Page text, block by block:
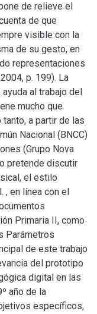
de relieve el
de que
visible con la
de su gesto, en
representaciones
p. 199). La
al trabajo del
mucho que
a partir de las
Nacional (BNCC)
(Grupo Nova
pretende discutir
el estilo
, en línea con el
Primaria II, como
Parámetros
de este trabajo
del prototipo
digital en las
año de la
específicos,